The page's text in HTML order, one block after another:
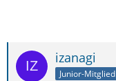
izanagi
Junior-Mitglied